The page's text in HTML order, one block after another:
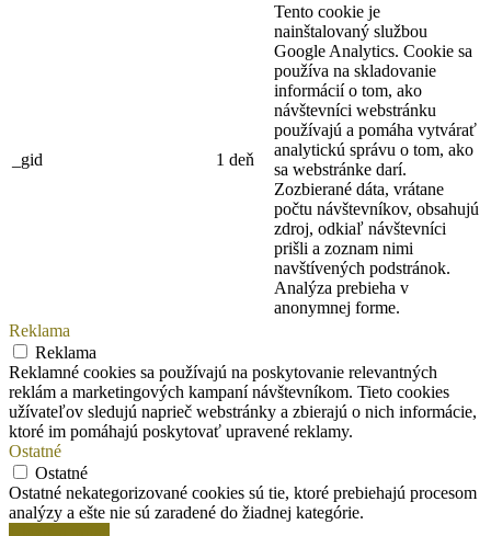
_gid 1 deň
Tento cookie je
nainštalovaný službou
Google Analytics. Cookie sa
používa na skladovanie
informácií o tom, ako
návštevníci webstránku
používajú a pomáha vytvárať
analytickú správu o tom, ako
sa webstránke darí.
Zozbierané dáta, vrátane
počtu návštevníkov, obsahujú
zdroj, odkiaľ návštevníci
prišli a zoznam nimi
navštívených podstránok.
Analýza prebieha v
anonymnej forme.
Reklama
Reklama
Reklamné cookies sa používajú na poskytovanie relevantných
reklám a marketingových kampaní návštevníkom. Tieto cookies
užívateľov sledujú naprieč webstránky a zbierajú o nich informácie,
ktoré im pomáhajú poskytovať upravené reklamy.
Ostatné
Ostatné
Ostatné nekategorizované cookies sú tie, ktoré prebiehajú procesom
analýzy a ešte nie sú zaradené do žiadnej kategórie.